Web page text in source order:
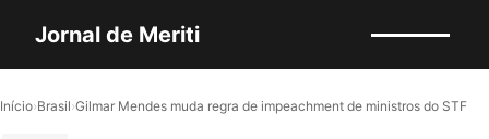
Jornal de Meriti
Início›Brasil›Gilmar Mendes muda regra de impeachment de ministros do STF